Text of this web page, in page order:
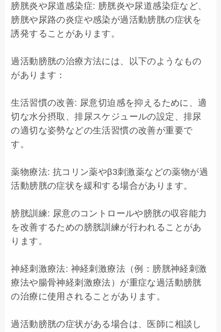
膀胱炎や尿道感染症: 膀胱炎や尿道感染症など、
膀胱や尿路の炎症や感染が過活動膀胱の症状を
誘発することがあります。
過活動膀胱の治療方法には、以下のようなもの
があります：
生活習慣の改善: 尿意切迫感を抑えるために、適
切な水分摂取、排尿スケジュールの設定、排尿
の適切な姿勢などの生活習慣の改善が重要で
す。
薬物療法: 抗コリン薬やβ3刺激薬などの薬物が過
活動膀胱の症状を緩和する場合があります。
膀胱訓練: 尿意のコントロールや膀胱の収容能力
を改善するための膀胱訓練が行われることがあ
ります。
神経刺激療法: 神経刺激療法（例：膀胱神経刺激
療法や腸骨神経刺激療法）が重症な過活動膀胱
の治療に使用されることがあります。
過活動膀胱の症状がある場合は、医師に相談し